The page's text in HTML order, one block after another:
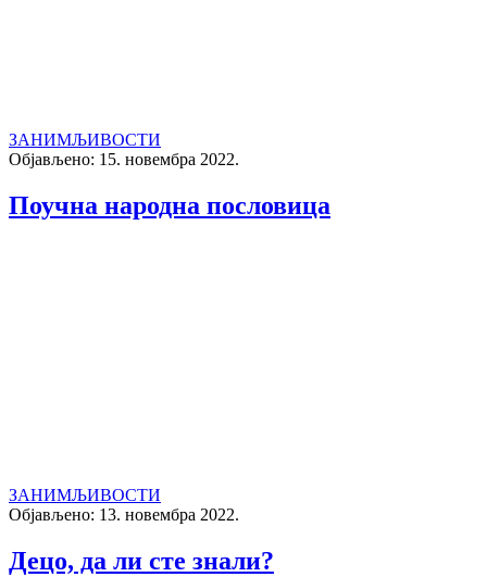
ЗАНИМЉИВОСТИ
Објављено: 15. новембра 2022.
Поучна народна пословица
ЗАНИМЉИВОСТИ
Објављено: 13. новембра 2022.
Децо, да ли сте знали?